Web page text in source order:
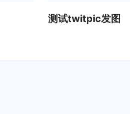
测试twitpic发图